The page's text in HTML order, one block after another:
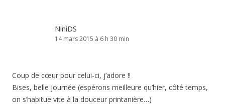
NiniDS
14 mars 2015 à 6 h 30 min
Coup de cœur pour celui-ci, j’adore !!
Bises, belle journée (espérons meilleure qu’hier, côté temps,
on s’habitue vite à la douceur printanière…)